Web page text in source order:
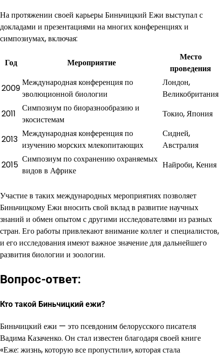
На протяжении своей карьеры Биньчицкий Ежи выступал с
докладами и презентациями на многих конференциях и
симпозиумах, включая:
Год Мероприятие
Место
проведения
2009
Международная конференция по
эволюционной биологии
Лондон,
Великобритания
2011
Симпозиум по биоразнообразию и
экосистемам
Токио, Япония
2013
Международная конференция по
изучению морских млекопитающих
Сидней,
Австралия
2015
Симпозиум по сохранению охраняемых
видов в Африке
Найроби, Кения
Участие в таких международных мероприятиях позволяет
Биньчицкому Ежи вносить свой вклад в развитие научных
знаний и обмен опытом с другими исследователями из разных
стран. Его работы привлекают внимание коллег и специалистов,
и его исследования имеют важное значение для дальнейшего
развития биологии и зоологии.
Вопрос-ответ:
Кто такой Биньчицкий ежи?
Биньчицкий ежи — это псевдоним белорусского писателя
Вадима Казаченко. Он стал известен благодаря своей книге
«Еже: жизнь, которую все пропустили», которая стала